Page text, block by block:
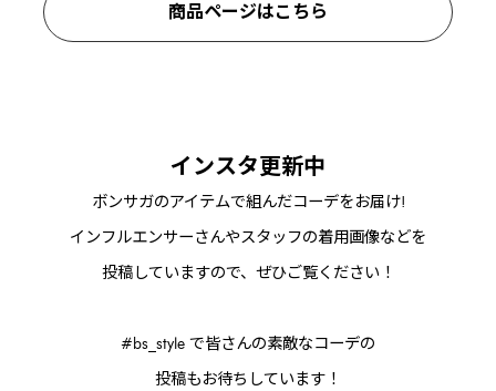
商品ページはこちら
インスタ更新中
ボンサガのアイテムで組んだコーデをお届け!
インフルエンサーさんやスタッフの着用画像などを
投稿していますので、ぜひご覧ください！
#bs_style で皆さんの素敵なコーデの
投稿もお待ちしています！